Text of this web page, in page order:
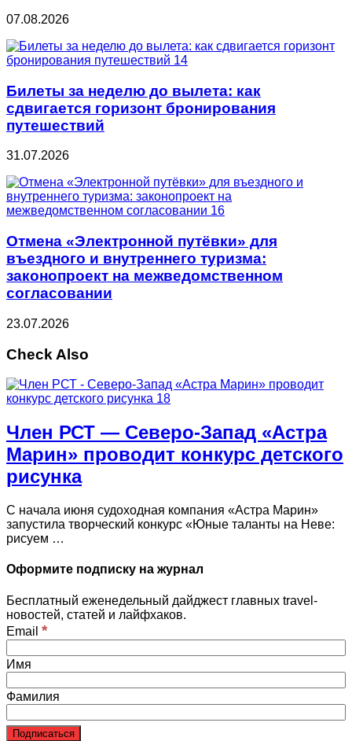
07.08.2026
Билеты за неделю до вылета: как
сдвигается горизонт бронирования
путешествий
31.07.2026
Отмена «Электронной путёвки» для
въездного и внутреннего туризма:
законопроект на межведомственном
согласовании
23.07.2026
Check Also
Член РСТ — Северо-Запад «Астра
Марин» проводит конкурс детского
рисунка
С начала июня судоходная компания «Астра Марин»
запустила творческий конкурс «Юные таланты на Неве:
рисуем …
Оформите подписку на журнал
Бесплатный еженедельный дайджест главных travel-
новостей, статей и лайфхаков.
Email *
Имя
Фамилия